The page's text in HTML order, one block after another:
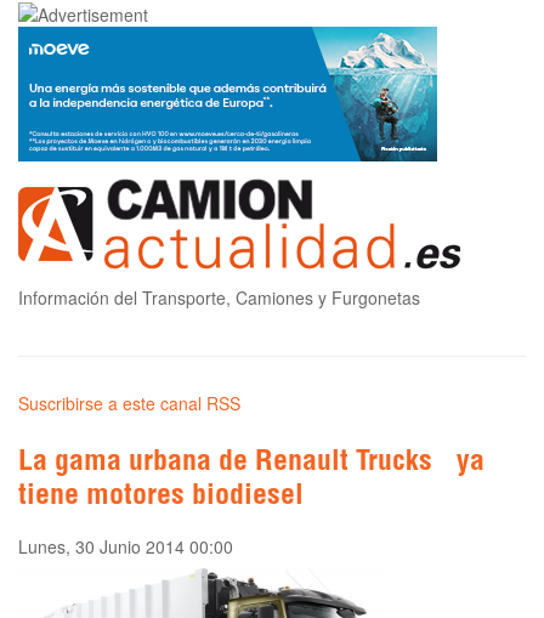
Información del Transporte, Camiones y Furgonetas
Suscribirse a este canal RSS
La gama urbana de Renault Trucks ya
tiene motores biodiesel
Lunes, 30 Junio 2014 00:00